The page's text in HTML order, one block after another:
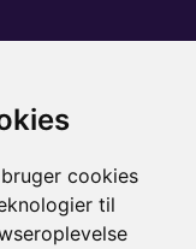
cookies
til